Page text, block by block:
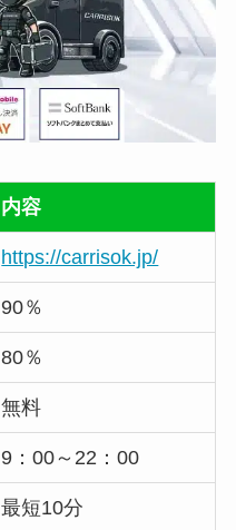
内容
https://carrisok.jp/
90％
80％
無料
9：00～22：00
最短10分